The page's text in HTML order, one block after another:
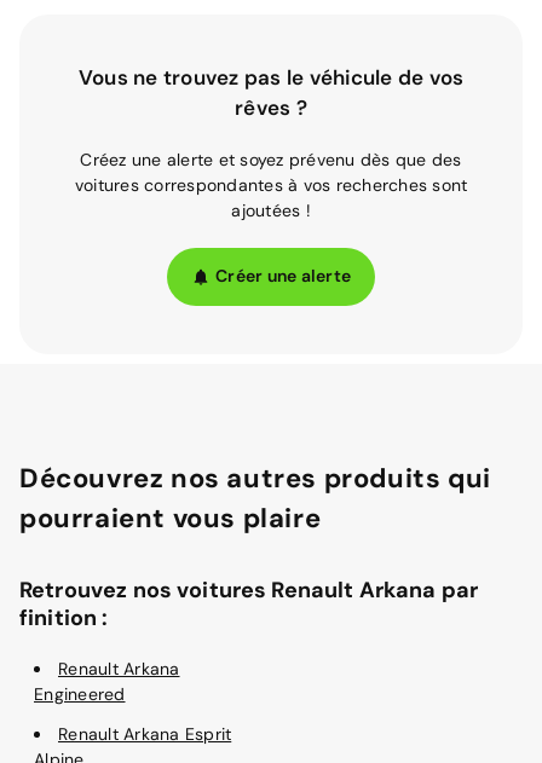
Vous ne trouvez pas le véhicule de vos
rêves ?
Créez une alerte et soyez prévenu dès que des
voitures correspondantes à vos recherches sont
ajoutées !
Créer une alerte
Découvrez nos autres produits qui
pourraient vous plaire
Retrouvez nos voitures Renault Arkana par
finition :
Renault Arkana
Engineered
Renault Arkana Esprit